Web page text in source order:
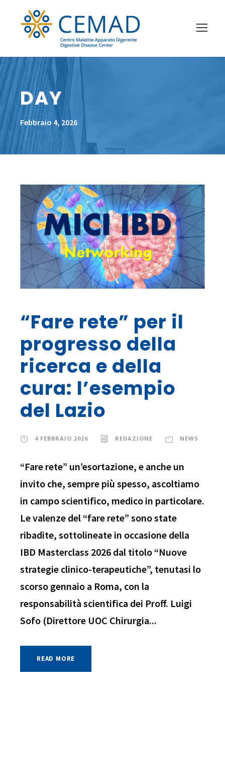
DAY
Febbraio 4, 2026
“Fare rete” per il
progresso della
ricerca e della
cura: l’esempio
del Lazio
4 FEBBRAIO 2026 REDAZIONE NEWS
“Fare rete” un’esortazione, e anche un
invito che, sempre più spesso, ascoltiamo
in campo scientifico, medico in particolare.
Le valenze del “fare rete” sono state
ribadite, sottolineate in occasione della
IBD Masterclass 2026 dal titolo “Nuove
strategie clinico-terapeutiche”, tenutasi lo
scorso gennaio a Roma, con la
responsabilità scientifica dei Proff. Luigi
Sofo (Direttore UOC Chirurgia...
READ MORE